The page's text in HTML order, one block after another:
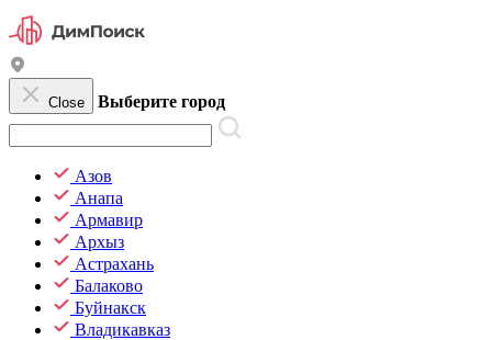
Close Выберите город
Азов
Анапа
Армавир
Архыз
Астрахань
Балаково
Буйнакск
Владикавказ